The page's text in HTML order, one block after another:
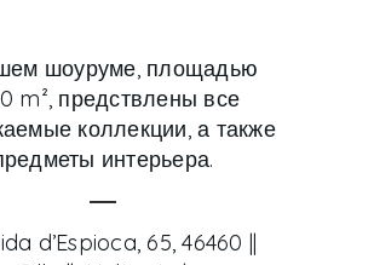
шоуруме, площадью
m², предствлены все
коллекции, а также
интерьера.
d’Espioca, 65, 46460 ||